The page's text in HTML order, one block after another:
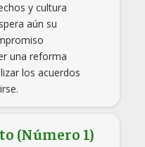
y cultura
aún su
una reforma
los acuerdos
(Número 1)